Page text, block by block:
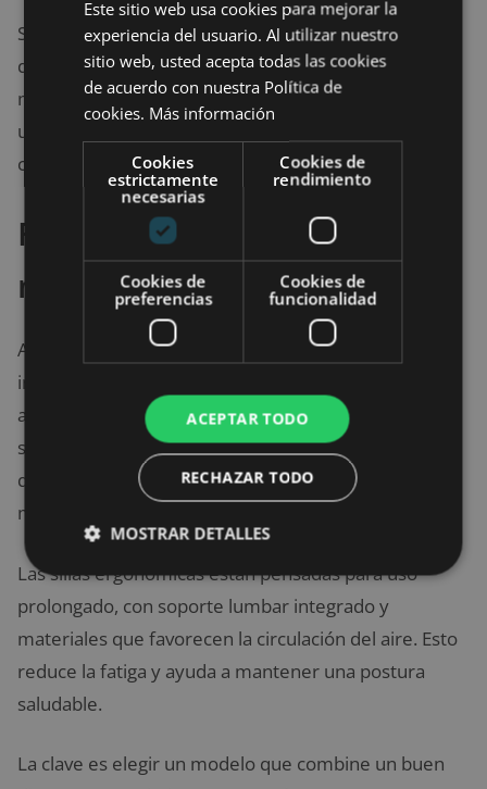
Si tu setup es multifuncional o buscas algo más
discreto, una silla ergonómica tradicional puede ser
mejor. Pero si te importa la estética gamer y quieres
una silla que combine estilo con confort, las gaming
chair son una buena opción.
Funcionalidad y confort:
más allá de la apariencia
Ambos tipos suelen ofrecer ajustes similares: altura,
inclinación y reposabrazos regulables. Sin embargo,
algunas
gaming chairpriorizan el diseño y pueden
ser menos cómodas para sesiones muy largas, ya
que su acolchado puede ser firme y el respaldo
menos transpirable.
Las sillas ergonómicas están pensadas para uso
prolongado, con soporte lumbar integrado y
materiales que favorecen la circulación del aire. Esto
reduce la fatiga y ayuda a mantener una postura
saludable.
La clave es elegir un modelo que combine un buen
Este sitio web usa cookies para mejorar la
experiencia del usuario. Al utilizar nuestro
sitio web, usted acepta todas las cookies
de acuerdo con nuestra Política de
cookies. Más información
Cookies
estrictamente
necesarias
Cookies de
rendimiento
Cookies de
preferencias
Cookies de
funcionalidad
ACEPTAR TODO
RECHAZAR TODO
MOSTRAR DETALLES